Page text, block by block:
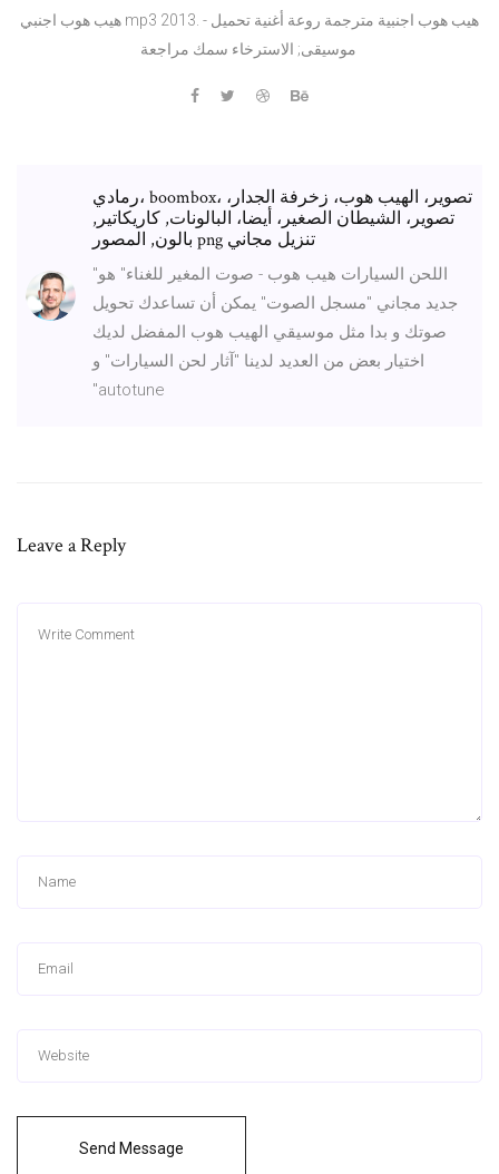
هيب هوب اجنبي mp3 2013. هيب هوب اجنبية مترجمة روعة أغنية تحميل -
رمادي، boombox، تصوير، الهيب هوب، زخرفة الجدار،
تصوير، الشيطان الصغير، أيضا، البالونات, كاريكاتير,
بالون, المصور png تنزيل مجاني
"اللحن السيارات هيب هوب - صوت المغير للغناء" هو
جديد مجاني "مسجل الصوت" يمكن أن تساعدك تحويل
صوتك و بدا مثل موسيقي الهيب هوب المفضل لديك
اختيار بعض من العديد لدينا "آثار لحن السيارات" و
"autotune
Leave a Reply
Send Message